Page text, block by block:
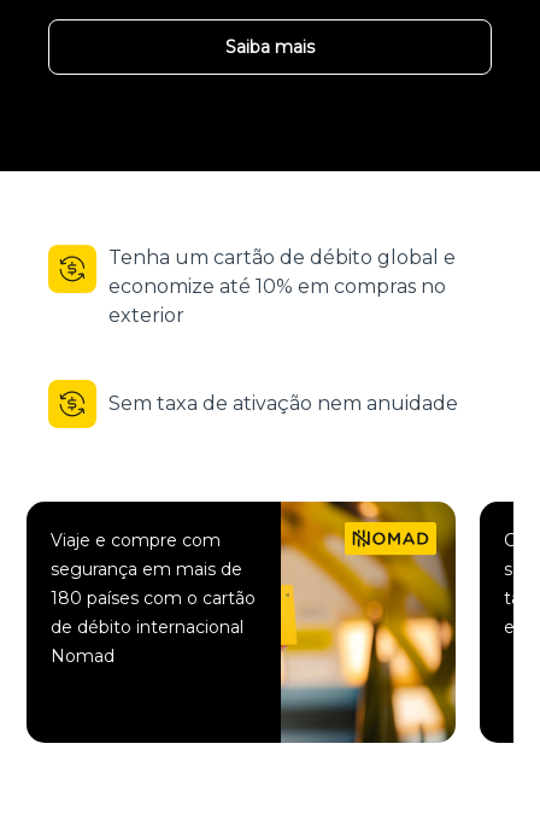
Saiba mais
Tenha um cartão de débito global e
economize até 10% em compras no
exterior
Sem taxa de ativação nem anuidade
Viaje e compre com
segurança em mais de
180 países com o cartão
de débito internacional
Nomad